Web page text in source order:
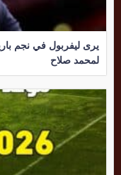
يرى ليفربول في نجم
لمحمد صلاح